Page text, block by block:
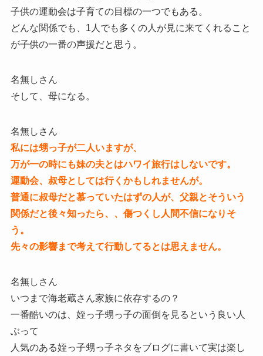
子供の運動会は子育ての目標の一つでもある。
どんな関係でも、1人でも多くの人が見に来てくれること
が子供の一番の声援だと思う。
名無しさん
そして、母になる。
名無しさん
私には甥っ子が二人いますが、
万が一の時にも妹の夫とはハワイ旅行はしないです。
運動会、叔母としては行くかもしれませんが。
普通に叔母だと慕っていたはずの人が、父親とそういう
関係だと後々知ったら、、傷つくし人間不信になりそ
う。
先々の影響まで考えて行動してるとは思えません。
名無しさん
いつまで海老蔵さん家族に依存するの？
一番酷いのは、姪っ子甥っ子の面倒を見るという良い人
ぶって
人気のある姪っ子甥っ子ネタをブログに書いて実は楽し